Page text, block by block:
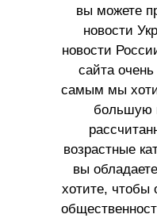
вы можете
новости
новости
сайта
самым мы
большую
возрастные
вы
хотите, чтобы